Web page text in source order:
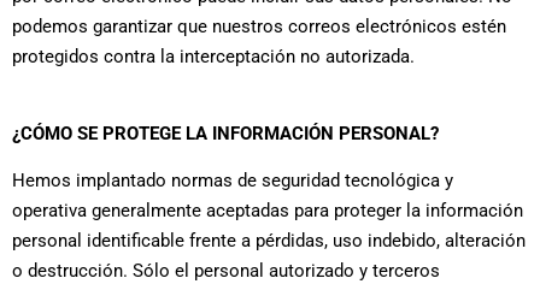
podemos garantizar que nuestros correos electrónicos estén
protegidos contra la interceptación no autorizada.
¿CÓMO SE PROTEGE LA INFORMACIÓN PERSONAL?
Hemos implantado normas de seguridad tecnológica y
operativa generalmente aceptadas para proteger la información
personal identificable frente a pérdidas, uso indebido, alteración
o destrucción. Sólo el personal autorizado y terceros